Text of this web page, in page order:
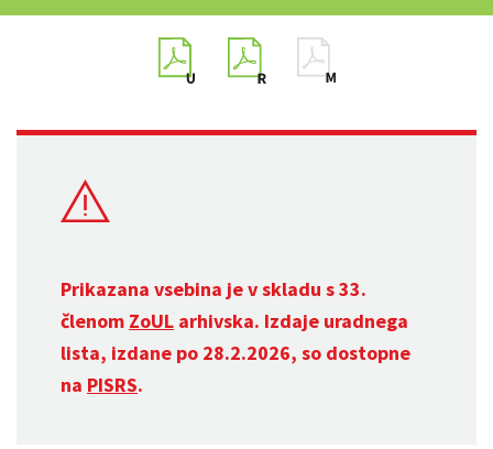
Prikazana vsebina je v skladu s 33.
členom ZoUL arhivska. Izdaje uradnega
lista, izdane po 28.2.2026, so dostopne
na PISRS.